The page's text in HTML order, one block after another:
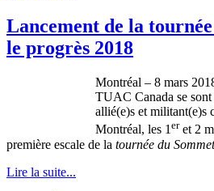
Lancement de la
le progrès 2018
Montréal – 8 mars
TUAC Canada se
allié(e)s et militant(e)s
Montréal, les 1eret 2
première escale de la tournée du
Lire la suite...